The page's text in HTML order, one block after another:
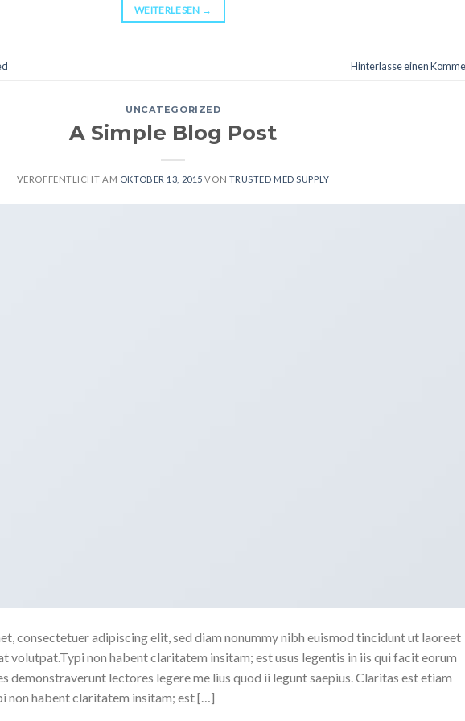
WEITERLESEN →
Hinterlasse einen
UNCATEGORIZED
A Simple Blog Post
VERÖFFENTLICHT AM OKTOBER 13, 2015 VON TRUSTED MED SUPPLY
consectetuer adipiscing elit, sed diam nonummy nibh euismod tincidunt ut laoreet
volutpat.Typi non habent claritatem insitam; est usus legentis in iis qui facit eorum
demonstraverunt lectores legere me lius quod ii legunt saepius. Claritas est etiam
non habent claritatem insitam; est […]